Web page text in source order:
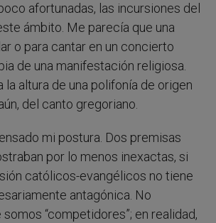
afortunadas, las incursiones del
ámbito. Me parecía que una
o para cantar en un concierto
de una manifestación religiosa.
la altura de una polifonía de origen
del canto gregoriano.
mi postura. Dos premisas
por lo menos inexactas, si
católicos-evangélicos no tiene
antagónica. No
“competidores”; en realidad,